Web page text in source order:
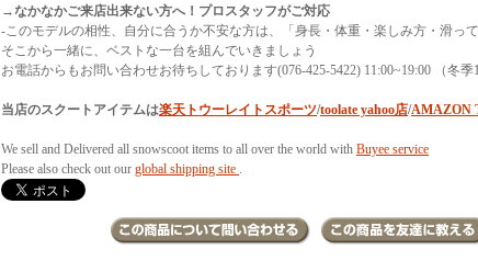
→なかなかご来店出来ない方へ！プロスタッフがご対応
-このモデルの相性、自分に合うか不安な方は、「身長・体重・楽しみ方・滑っ
そこから一緒に、ベストな一台を組んでいきましょう
お電話からもお問い合わせお待ちしております(076-425-5422) 11:00~19:00 （冬季
当店のスクートアイテムは楽天トウーレイトスポーツ/toolate yahoo店/AMAZON
We sell and Delivered all snowscoot items to all over the world with Buyee service
Please also check out our global shipping site .